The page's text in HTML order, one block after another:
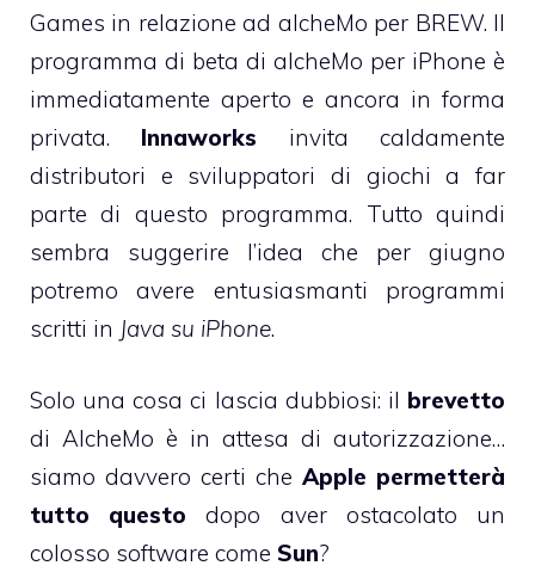
Games in relazione ad alcheMo per BREW. Il
programma di beta di alcheMo per iPhone è
immediatamente aperto e ancora in forma
privata. Innaworks invita caldamente
distributori e sviluppatori di giochi a far
parte di questo programma. Tutto quindi
sembra suggerire l’idea che per giugno
potremo avere entusiasmanti programmi
scritti in Java su iPhone.
Solo una cosa ci lascia dubbiosi: il brevetto
di AlcheMo è in attesa di autorizzazione…
siamo davvero certi che Apple permetterà
tutto questo dopo aver ostacolato un
colosso software come Sun?